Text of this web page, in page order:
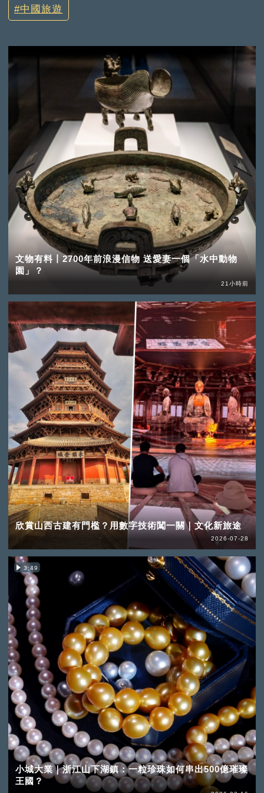
中國旅遊
文物有料丨2700年前浪漫信物 送愛妻一個「水中動物
園」？
21小時前
欣賞山西古建有門檻？用數字技術闖一關｜文化新旅途
2026-07-28
3:49
小城大業｜浙江山下湖鎮：一粒珍珠如何串出500億璀璨
王國？